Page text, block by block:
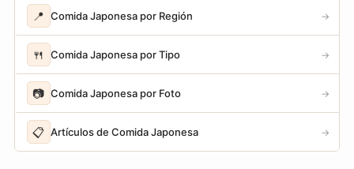
📍 Comida Japonesa por Región →
🍴 Comida Japonesa por Tipo →
📷 Comida Japonesa por Foto →
📋 Artículos de Comida Japonesa →